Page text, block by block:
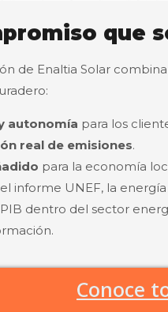
que
de Enaltia Solar
autonomía para los
real de emisiones.
para la economía
informe UNEF, la
dentro del sector
Conoce